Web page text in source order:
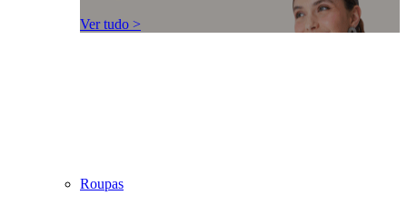
Ver tudo >
Roupas